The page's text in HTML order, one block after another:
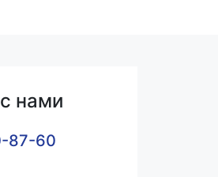
нами
87-60